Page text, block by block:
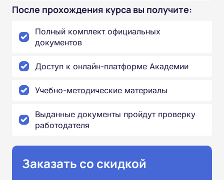
После прохождения курса вы получите:
Полный комплект официальных
документов
Доступ к онлайн-платформе Академии
Учебно-методические материалы
Выданные документы пройдут проверку
работодателя
Заказать со скидкой